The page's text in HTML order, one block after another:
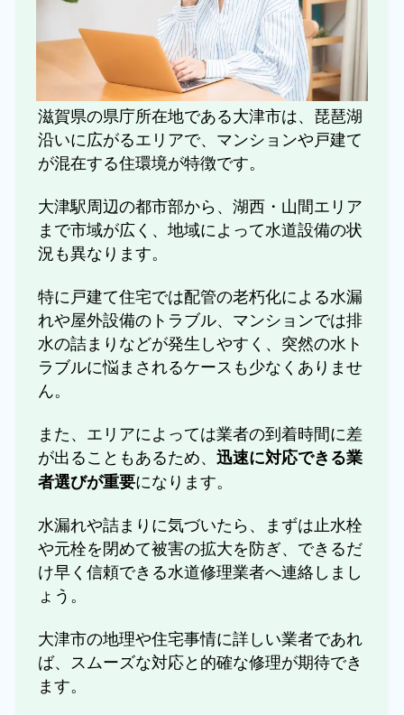
滋賀県の県庁所在地である大津市は、琵琶湖
沿いに広がるエリアで、マンションや戸建て
が混在する住環境が特徴です。
大津駅周辺の都市部から、湖西・山間エリア
まで市域が広く、地域によって水道設備の状
況も異なります。
特に戸建て住宅では配管の老朽化による水漏
れや屋外設備のトラブル、マンションでは排
水の詰まりなどが発生しやすく、突然の水ト
ラブルに悩まされるケースも少なくありませ
ん。
また、エリアによっては業者の到着時間に差
が出ることもあるため、迅速に対応できる業
者選びが重要になります。
水漏れや詰まりに気づいたら、まずは止水栓
や元栓を閉めて被害の拡大を防ぎ、できるだ
け早く信頼できる水道修理業者へ連絡しまし
ょう。
大津市の地理や住宅事情に詳しい業者であれ
ば、スムーズな対応と的確な修理が期待でき
ます。